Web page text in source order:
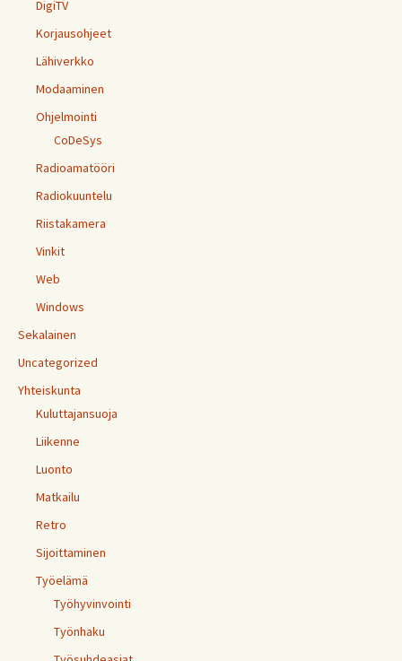
DigiTV
Korjausohjeet
Lähiverkko
Modaaminen
Ohjelmointi
CoDeSys
Radioamatööri
Radiokuuntelu
Riistakamera
Vinkit
Web
Windows
Sekalainen
Uncategorized
Yhteiskunta
Kuluttajansuoja
Liikenne
Luonto
Matkailu
Retro
Sijoittaminen
Työelämä
Työhyvinvointi
Työnhaku